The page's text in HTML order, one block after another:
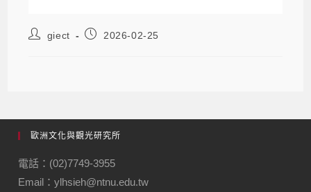
giect 2026-02-25
歐洲文化與觀光研究所
電話：(02)7749-3955
Email：ylhsieh@ntnu.edu.tw